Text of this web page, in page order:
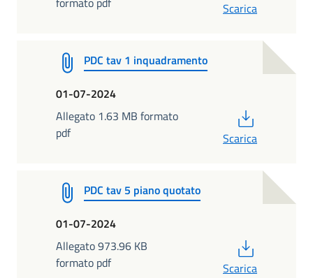
Scarica
PDC tav 1 inquadramento
01-07-2024
Allegato 1.63 MB formato
pdf
Scarica
PDC tav 5 piano quotato
01-07-2024
Allegato 973.96 KB
formato pdf
Scarica